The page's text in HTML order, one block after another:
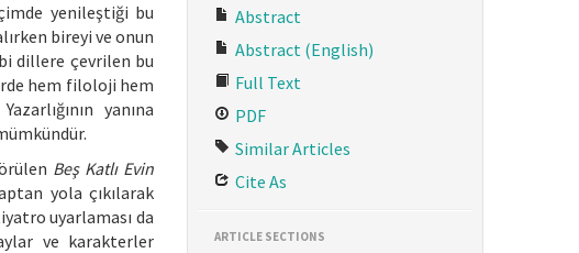
yenileştiği bu
bireyi ve onun
dillere çevrilen bu
hem filoloji hem
yanına
Beş Katlı Evin
yola çıkılarak
uyarlaması da
ve karakterler
Abstract
Abstract (English)
Full Text
PDF
Similar Articles
Cite As
ARTICLE SECTIONS